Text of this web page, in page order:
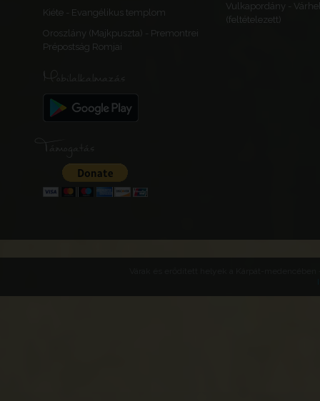
Kiéte - Evangélikus templom
Vulkapordány -
(feltételezett)
Oroszlány (Majkpuszta) - Premontrei
Prépostság Romjai
Mobilalkalmazás
Támogatás